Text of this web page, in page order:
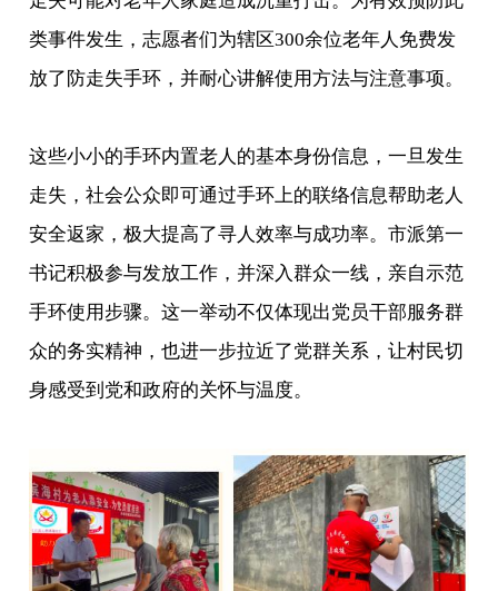
类事件发生，志愿者们为辖区300余位老年人免费发
放了防走失手环，并耐心讲解使用方法与注意事项。
这些小小的手环内置老人的基本身份信息，一旦发生
走失，社会公众即可通过手环上的联络信息帮助老人
安全返家，极大提高了寻人效率与成功率。市派第一
书记积极参与发放工作，并深入群众一线，亲自示范
手环使用步骤。这一举动不仅体现出党员干部服务群
众的务实精神，也进一步拉近了党群关系，让村民切
身感受到党和政府的关怀与温度。